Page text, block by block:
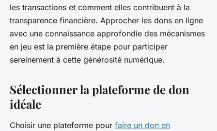
les transactions et comment elles contribuent à la
transparence financière. Approcher les dons en ligne
avec une connaissance approfondie des mécanismes
en jeu est la première étape pour participer
sereinement à cette générosité numérique.
Sélectionner la plateforme de don
idéale
Choisir une plateforme pour faire un don en